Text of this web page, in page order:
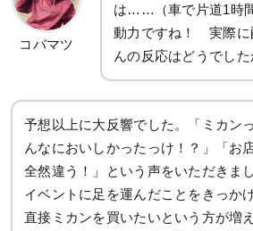
コバマツ
は……（車で片道1時
動力ですね！ 実際に
んの反応はどうでした
予想以上に大反響でした。「ミカン
んなにおいしかったっけ！？」「お
全然違う！」という声をいただきまし
イベントに足を運んだことをきっかけ
直接ミカンを買いたいという方が増